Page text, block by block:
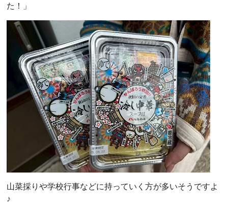
た！」
山菜採りや学校行事などに持っていく方が多いそうですよ
♪